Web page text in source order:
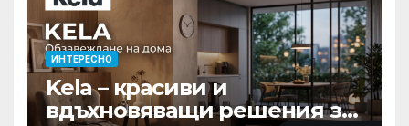
ИНТЕРЕСНО
Kela – красиви и
вдъхновяващи решения за